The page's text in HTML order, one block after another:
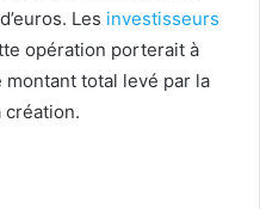
Les investisseurs
opération porterait à
montant total levé par la
création.